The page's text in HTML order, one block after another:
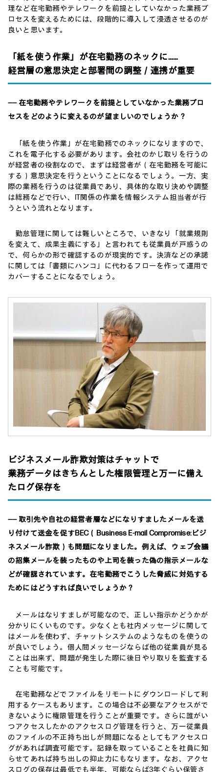
理など在宅勤務やテレワークを前提としていなかった業務プ
ロセスを変えるためには、段階的に導入して浸透させるのが
良いと思います。
「紙を使う作業」が在宅勤務のネックに……
経営層の意思決定と部署間の調整／連携が重要
―― 在宅勤務やテレワークを前提としていなかった業務プロ
セスをどのように変えるのが望ましいのでしょうか？
「紙を使う作業」が在宅勤務でのネックになりますので、
これを電子化する必要があります。会社のかじ取りを行うの
が経営者の役割なので、まずは経営者が（在宅勤務を可能に
する）意思決定を行うということになるでしょう。一方、実
際の業務を行うのは従業員であり、具体的な取り決めや調整
は総務などで行い、IT関係の作業を情報システム担当者が行
うという流れとなります。
勤怠管理に関しては難しいところで、いきなり「就業規則
を変えて、成果主義にする」と言われても従業員が戸惑うの
で、何らかの形で確認するのが現実的です。決済などの承諾
に関しては「書類にハンコ」に代わるフローを作って運用で
カバーすることになるでしょう。
ビジネスメール詐欺対策はチャットで
業務データはきちんとした権限管理と万一に備え
たログ保存を
―― 取引先や自社の経営者層などになりすましたメールを送
り付けて送金を促すBEC（Business E-mail Compromise:ビジ
ネスメール詐欺）も問題になりました。例えば、ウェブ会議
の招集メールを装ったものや上司を装った偽の指示メールな
どが確認されています。在宅勤務でこうした脅威に対処する
ためにはどうすれば良いでしょうか？
メールはなりすましが可能なので、正しい指示かどうかが
分かりにくいものです。少なくとも社内メッセージに関して
はメールを使わず、チャットシステムのようなものを使うの
が良いでしょう。個人間メッセージならば他の従業員が見る
ことは出来ず、問題が発生した際に後日やり取りを監査する
ことも可能です。
在宅勤務などでファイルをリモートにダウンロードして利
用するケースもあります。この場合は不必要なアクセスがで
きないように権限管理を行うことが重要です。さらに誰がい
つアクセスしたかのアクセスログ管理を行うと、万一従業員
のファイルの不正持ち出しが問題になるとしてもアクセスロ
グがあれば調査可能です。記録を取っていることを社員に知
らせてあれば持ち出しの抑止力にもなります。なお、アクセ
スログの保存は最低でも半年、可能ならば3年ぐらい保管さ